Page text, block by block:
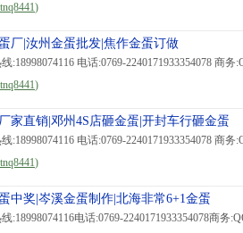
)
厂|汝州金蛋批发|焦作金蛋订做
:18998074116 电话:0769-2240171933354078 商务
)
家直销|邓州4S店砸金蛋|开封车行砸金蛋
:18998074116 电话:0769-2240171933354078 商务
)
中奖|岑溪金蛋制作|北海非常6+1金蛋
:18998074116电话:0769-2240171933354078商务